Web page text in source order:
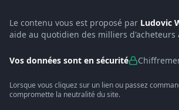
Le contenu vous est proposé par Ludovic
aide au quotidien des milliers
Vos données sont en sécurité
Lorsque vous cliquez sur un lien ou passez
compromette la neutralité du site.